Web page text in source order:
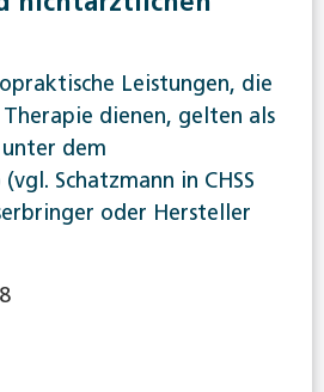
Leistungen, die
dienen, gelten als
dem
Schatzmann in CHSS
oder Hersteller